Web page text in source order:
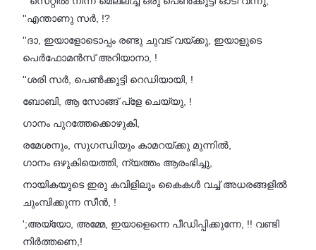
''എന്താണു സർ, !?
''ദാ, ഇയാളോടൊപ്പം രണ്ടു ചുവട് വയ്ക്കു, ഇയാളുടെ
പെർഫോമൻസ് അറിയാനാ, !
''ശരി സർ, പെൺക്കുട്ടി റെഡിയായി, !
ബോബി, ആ സോങ്ങ് പ്ളേ ചെയ്യു, !
ഗാനം പുറത്തേക്കൊഴുകി,
രമേശനും, സുഗന്ധിയും കാമറയ്ക്കു മുന്നിൽ,
ഗാനം ഒഴുകിയെത്തി, ന്യത്തം ആരംഭിച്ചു,
നായികയുടെ ഇരു കവിളിലും കൈകൾ വച്ച് അധരങ്ങളിൽ
ചുംമ്പിക്കുന്ന സീൻ, !
';അയ്യോ, അമ്മേ, ഇയാളെന്നെ പീഡിപ്പിക്കുന്നേ, !! വണ്ടി
നിർത്തണെ,!